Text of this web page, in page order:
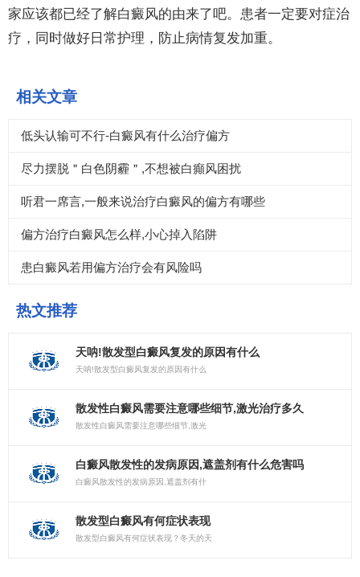
家应该都已经了解白癜风的由来了吧。患者一定要对症治
疗，同时做好日常护理，防止病情复发加重。
相关文章
低头认输可不行-白癜风有什么治疗偏方
尽力摆脱＂白色阴霾＂,不想被白癲风困扰
听君一席言,一般来说治疗白癜风的偏方有哪些
偏方治疗白癜风怎么样,小心掉入陷阱
患白癜风若用偏方治疗会有风险吗
热文推荐
天呐!散发型白癜风复发的原因有什么
天呐!散发型白癜风复发的原因有什么
散发性白癜风需要注意哪些细节,激光治疗多久
散发性白癜风需要注意哪些细节,激光
白癜风散发性的发病原因,遮盖剂有什么危害吗
白癜风散发性的发病原因,遮盖剂有什
散发型白癜风有何症状表现
散发型白癜风有何症状表现？冬天的天